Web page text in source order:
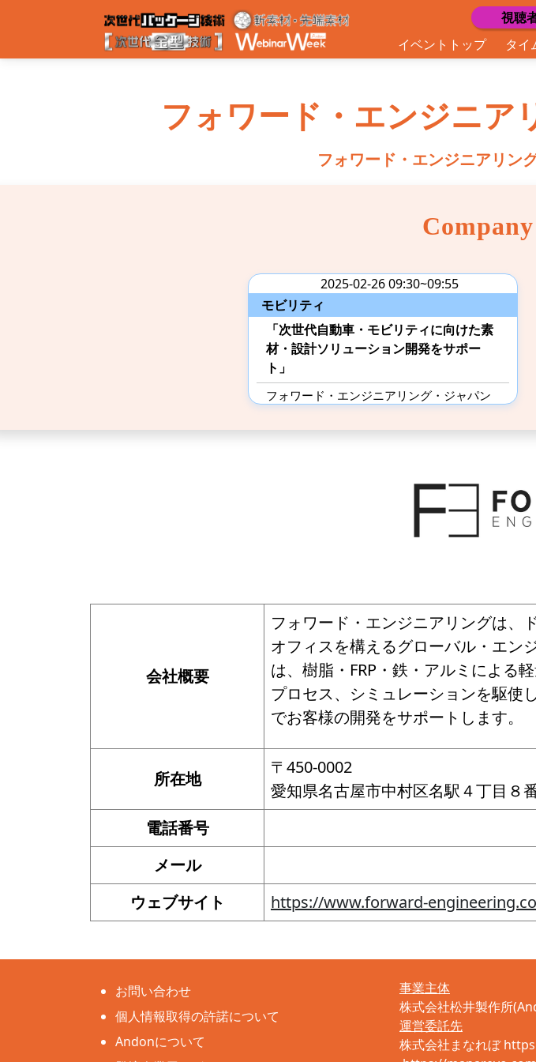
視聴
イベントトップ
タイ
フォワード・エンジニア
フォワード・エンジニアリン
2025-02-26 09:30~09:55
モビリティ
「次世代自動車・モビリティに向けた素
材・設計ソリューション開発をサポー
ト」
フォワード・エンジニアリング・ジャパン
会社概要
フォワード・エンジニアリングは、
オフィスを構えるグローバル・エン
は、樹脂・FRP・鉄・アルミによる
プロセス、シミュレーションを駆使
でお客様の開発をサポートします。
所在地
〒450-0002
愛知県名古屋市中村区名駅４丁目
電話番号
メール
ウェブサイト
https://www.forward-
お問い合わせ
個人情報取得の許諾について
Andonについて
事業主体
株式会社松井製作所
運営委託先
株式会社まなれぼ